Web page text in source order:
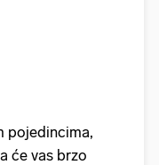
pojedincima,
će vas brzo